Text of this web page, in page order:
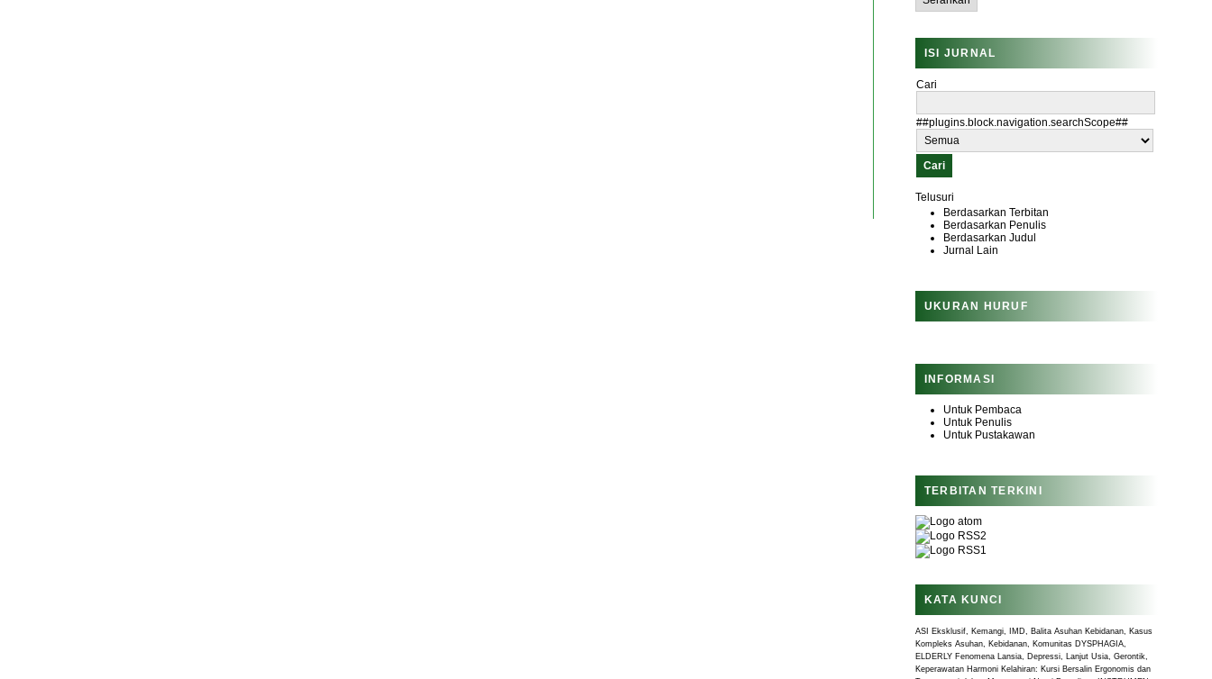
ISI JURNAL
Cari
##plugins.block.navigation.searchScope##
Telusuri
Berdasarkan Terbitan
Berdasarkan Penulis
Berdasarkan Judul
Jurnal Lain
UKURAN HURUF
INFORMASI
Untuk Pembaca
Untuk Penulis
Untuk Pustakawan
TERBITAN TERKINI
KATA KUNCI
ASI Eksklusif, Kemangi, IMD, Balita Asuhan Kebidanan, Kasus
Kompleks Asuhan, Kebidanan, Komunitas DYSPHAGIA,
ELDERLY Fenomena Lansia, Depressi, Lanjut Usia, Gerontik,
Keperawatan Harmoni Kelahiran: Kursi Bersalin Ergonomis dan